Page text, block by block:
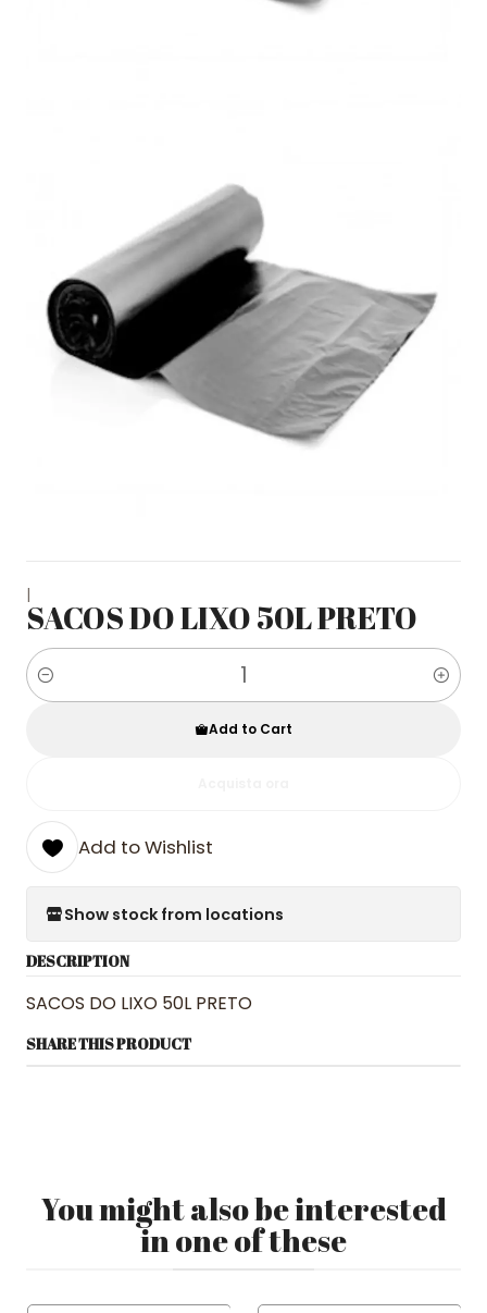
|
SACOS DO LIXO 50L PRETO
Quantity
Add to Cart
Add to Wishlist
Show stock from locations
DESCRIPTION
SACOS DO LIXO 50L PRETO
SHARE THIS PRODUCT
You might also be interested
in one of these